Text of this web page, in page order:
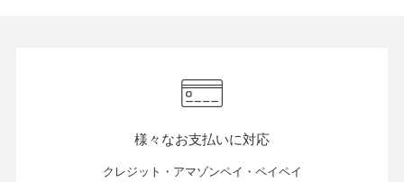
様々なお支払いに対応
クレジット・アマゾンペイ・ペイペイ